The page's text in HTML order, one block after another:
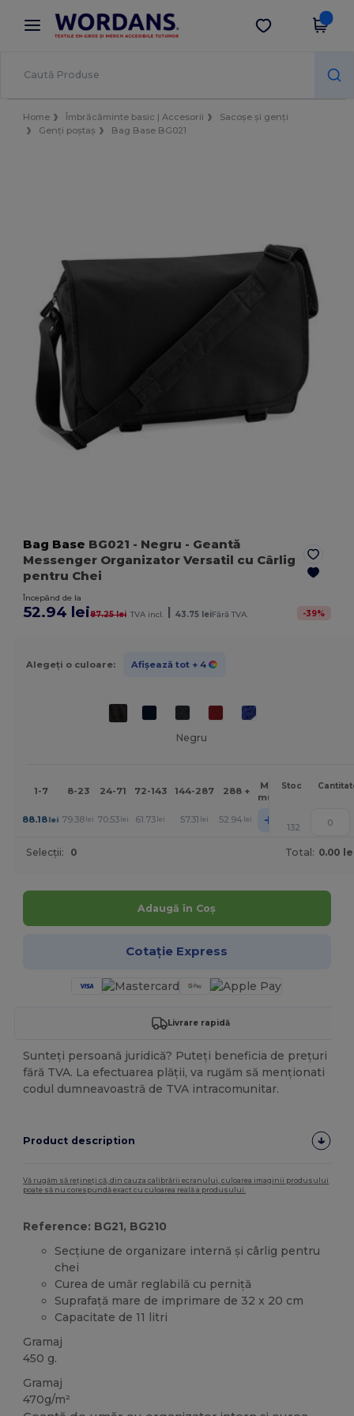
× Aplicația Wordans
Prețuri mai bune în aplicație!
Descarcă app
Home Îmbrăcăminte basic | Accesorii
Sacoșe și genți
Genți poștaș
Bag Base BG021
Bag Base BG021 - Negru - Geantă
Messenger Organizator Versatil cu Cârlig
pentru Chei
Începând de la
52.94 lei87.25 lei TVA incl. | 43.75 leiFără TVA. -39%
Alegeți o culoare: Afișează tot + 4
Negru
1-7 8-23 24-71 72-143 144-287 288 +
Mai
mult
Stoc
88.18lei 79.38 lei 70.53 lei 61.73 lei 57.31 lei 52.94 lei + 132
Selecții: 0 Total: 0.00
Adaugă în Coș
Cotație Express
Livrare rapidă
Sunteți persoană juridică? Puteți beneficia de prețuri
fără TVA. La efectuarea plății, va rugăm să menționati
codul dumneavoastră de TVA intracomunitar.
Product description
Vă rugăm să rețineți că, din cauza calibrării ecranului, culoarea imaginii produsului
poate să nu corespundă exact cu culoarea reală a produsului.
Reference: BG21, BG210
Secțiune de organizare internă și cârlig pentru
chei
Curea de umăr reglabilă cu perniță
Suprafață mare de imprimare de 32 x 20 cm
Capacitate de 11 litri
Gramaj
450 g.
Gramaj
470g/m²